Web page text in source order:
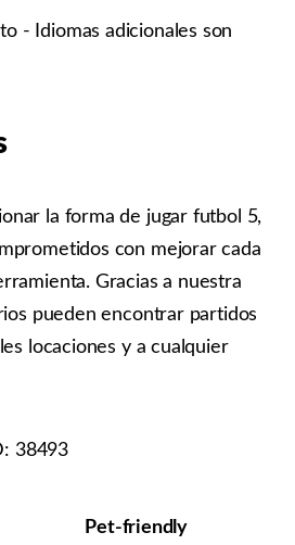
- Idiomas adicionales son
la forma de jugar futbol 5,
con mejorar cada
Gracias a nuestra
pueden encontrar partidos
locaciones y a cualquier
38493
Pet-friendly